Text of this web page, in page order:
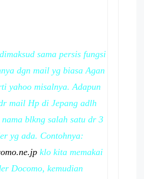
sama persis fungsi
dgn mail yg biasa Agan
yahoo misalnya. Adapun
mail Hp di Jepang adlh
nama blkng salah satu dr 3
yg ada. Contohnya:
klo kita memakai
Docomo, kemudian